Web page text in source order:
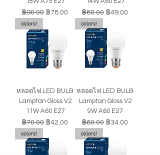
ราคาปกติ
฿90.00 ราคาขายลด
฿78.00
ราคาปกติ
฿80.00 ราคาขายลด
฿49.00
colors!
หลอดไฟ LED BULB
Lamptan Gloss V2
11W A60 E27
ราคาปกติ
฿70.00 ราคาขายลด
฿42.00
colors!
หลอดไฟ LED BULB
Lamptan Gloss V2
9W A60 E27
ราคาปกติ
฿60.00 ราคาขายลด
฿34.00
colors!
colors!